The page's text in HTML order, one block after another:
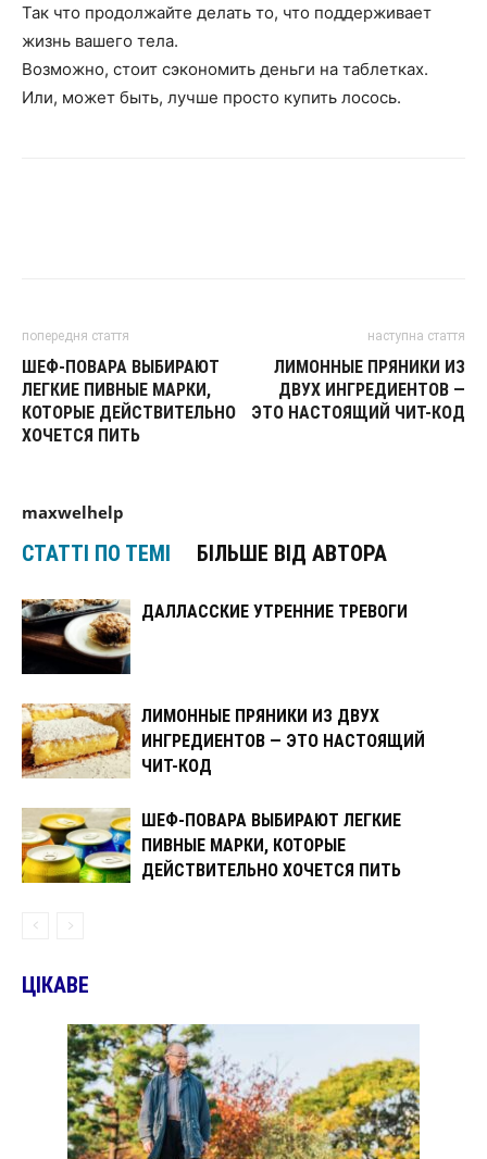
Так что продолжайте делать то, что поддерживает
жизнь вашего тела.
Возможно, стоит сэкономить деньги на таблетках.
Или, может быть, лучше просто купить лосось.
попередня стаття
ШЕФ-ПОВАРА ВЫБИРАЮТ
ЛЕГКИЕ ПИВНЫЕ МАРКИ,
КОТОРЫЕ ДЕЙСТВИТЕЛЬНО
ХОЧЕТСЯ ПИТЬ
наступна стаття
ЛИМОННЫЕ ПРЯНИКИ ИЗ
ДВУХ ИНГРЕДИЕНТОВ —
ЭТО НАСТОЯЩИЙ ЧИТ-КОД
maxwelhelp
СТАТТІ ПО ТЕМІ БІЛЬШЕ ВІД АВТОРА
ДАЛЛАССКИЕ УТРЕННИЕ ТРЕВОГИ
ЛИМОННЫЕ ПРЯНИКИ ИЗ ДВУХ
ИНГРЕДИЕНТОВ — ЭТО НАСТОЯЩИЙ
ЧИТ-КОД
ШЕФ-ПОВАРА ВЫБИРАЮТ ЛЕГКИЕ
ПИВНЫЕ МАРКИ, КОТОРЫЕ
ДЕЙСТВИТЕЛЬНО ХОЧЕТСЯ ПИТЬ
ЦІКАВЕ